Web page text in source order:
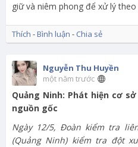
giữ và niêm phong để xử lý
Thích -Bình luận - Chia sẻ
Nguyễn Thu Huyền
một năm trước
Quảng Ninh: Phát hiện cơ
nguồn gốc
Ngày 12/5, Đoàn kiểm tra
(Quảng Ninh) kiểm tra đột